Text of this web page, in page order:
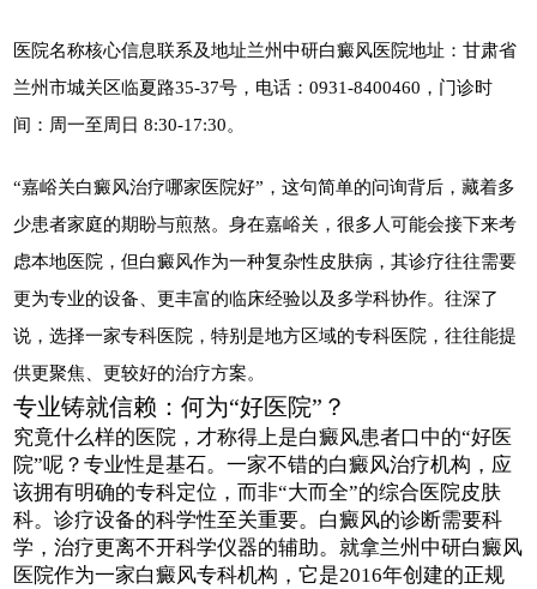
医院名称核心信息联系及地址兰州中研白癜风医院地址：甘肃省
兰州市城关区临夏路35-37号，电话：0931-8400460，门诊时
间：周一至周日 8:30-17:30。
“嘉峪关白癜风治疗哪家医院好”，这句简单的问询背后，藏着多
少患者家庭的期盼与煎熬。身在嘉峪关，很多人可能会接下来考
虑本地医院，但白癜风作为一种复杂性皮肤病，其诊疗往往需要
更为专业的设备、更丰富的临床经验以及多学科协作。往深了
说，选择一家专科医院，特别是地方区域的专科医院，往往能提
供更聚焦、更较好的治疗方案。
专业铸就信赖：何为“好医院”？
究竟什么样的医院，才称得上是白癜风患者口中的“好医
院”呢？专业性是基石。一家不错的白癜风治疗机构，应
该拥有明确的专科定位，而非“大而全”的综合医院皮肤
科。诊疗设备的科学性至关重要。白癜风的诊断需要科
学，治疗更离不开科学仪器的辅助。就拿兰州中研白癜风
医院作为一家白癜风专科机构，它是2016年创建的正规